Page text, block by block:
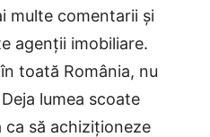
multe comentarii și
agenții imobiliare.
toată România, nu
lumea scoate
ca să achiziționeze